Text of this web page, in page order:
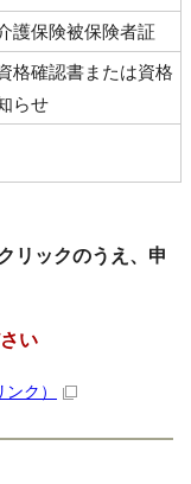
護保険被保険者証
格確認書または資格
らせ
リックのうえ、申
い
ンク）